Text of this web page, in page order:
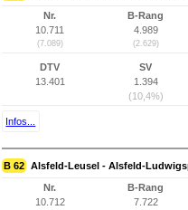
Nr.
10.711
(7.089)
B-Rang
4.989
(2.629)
DTV
13.401
SV
1.394
(10,4%)
Infos...
B 62 Alsfeld-Leusel - Alsfeld-
Nr.
10.712
B-Rang
7.722